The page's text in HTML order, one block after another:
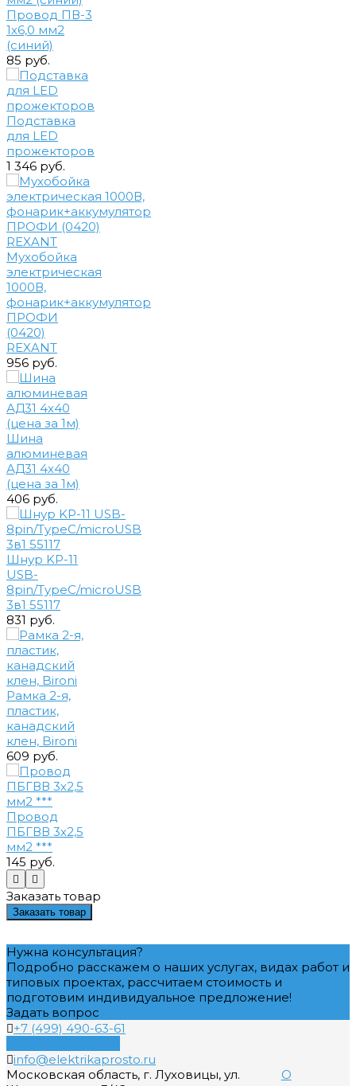
Провод ПВ-3
1х6,0 мм2
(синий)
85 руб.
Подставка
для LED
прожекторов
1 346 руб.
Мухобойка
электрическая
1000В,
фонарик+аккумулятор
ПРОФИ
(0420)
REXANT
956 руб.
Шина
алюминевая
АД31 4х40
(цена за 1м)
406 руб.
Шнур KP-11
USB-
8pin/TypeC/microUSB
3в1 55117
831 руб.
Рамка 2-я,
пластик,
канадский
клен, Bironi
609 руб.
Провод
ПБГВВ 3х2,5
мм2 ***
145 руб.
Заказать товар
Заказать товар
Нужна консультация?
Подробно расскажем о наших услугах, видах работ и
типовых проектах, рассчитаем стоимость и
подготовим индивидуальное предложение!
Задать вопрос
+7 (499) 490-63-61
info@elektrikaprosto.ru
Московская область, г. Луховицы, ул.
О